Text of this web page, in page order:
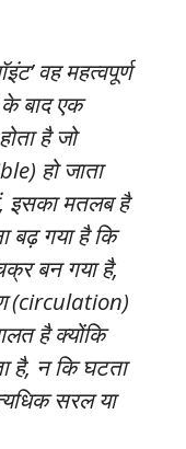
वह महत्वपूर्ण
बाद एक
है जो
हो जाता
इसका मतलब है
बढ़ गया है कि
बन गया है,
(circulation)
है क्योंकि
है, न कि घटता
सरल या